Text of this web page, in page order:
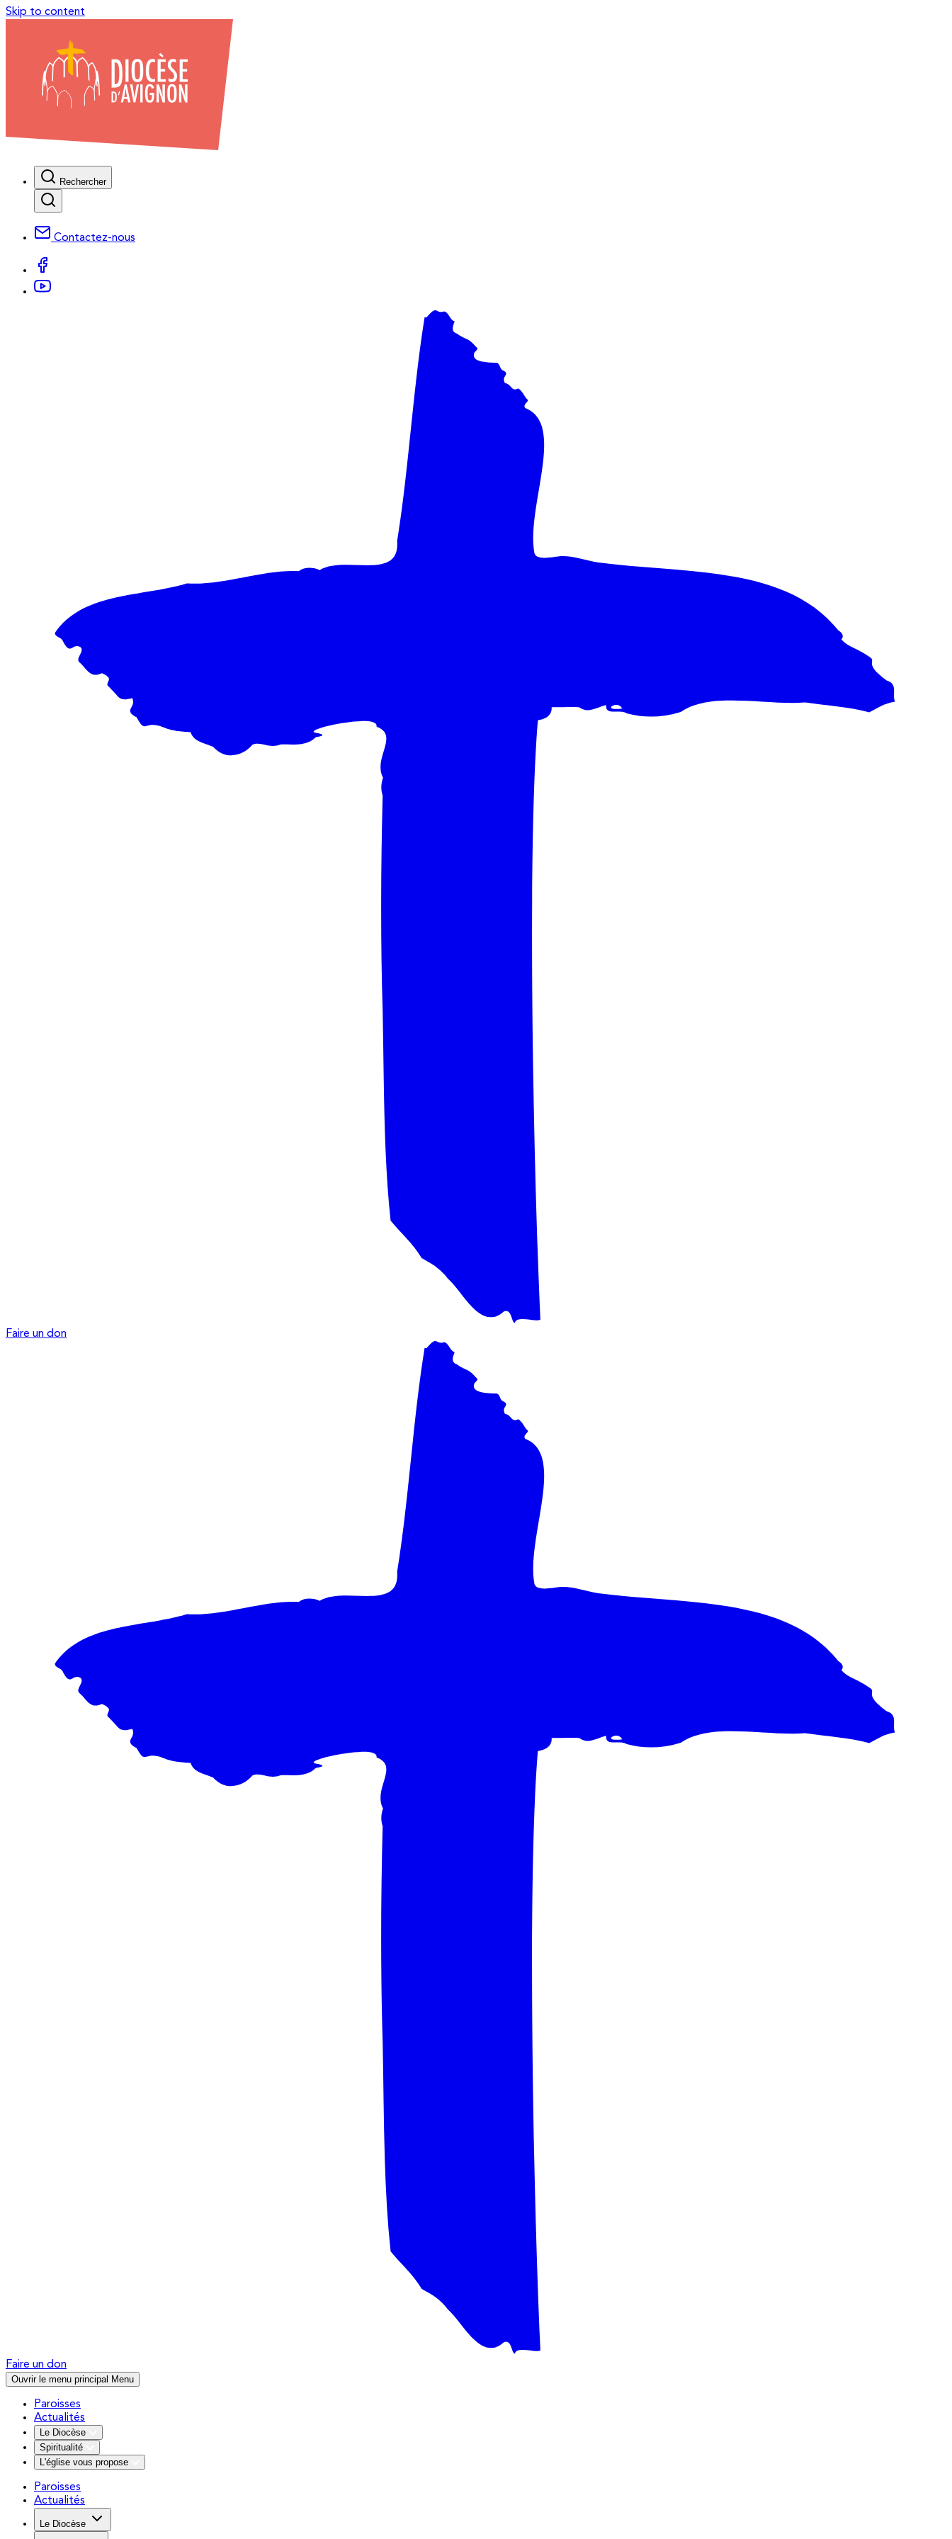
Skip to content
Rechercher
Contactez-nous
Faire un don
Faire un don
Ouvrir le menu principal Menu
Paroisses
Actualités
Le Diocèse
Spiritualité
L'église vous propose
Paroisses
Actualités
Le Diocèse